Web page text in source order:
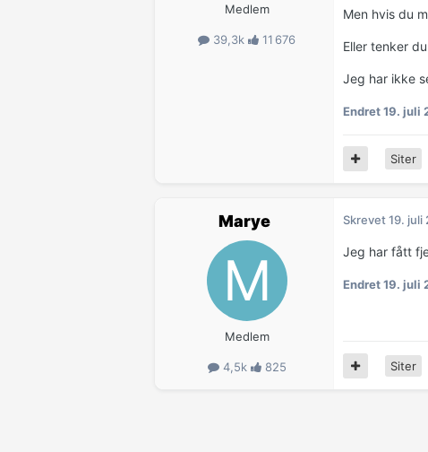
Medlem
39,3k 11 676
Men hvis du
Eller tenker
Jeg har ikke
Endret19. juli
Siter
Marye
Medlem
4,5k 825
Skrevet19. juli
Jeg har fått
Endret19. juli
Siter